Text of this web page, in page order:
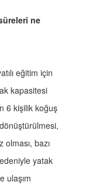
ne
eğitim için
kapasitesi
6 kişilik koğuş
olması, bazı
yatak
ulaşım